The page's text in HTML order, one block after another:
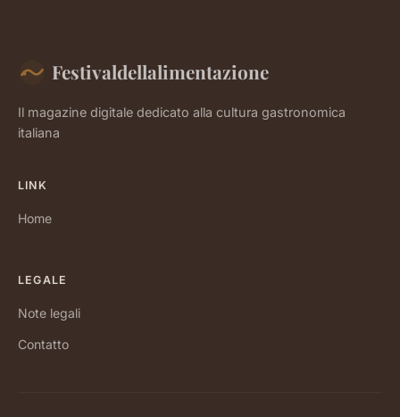
Festivaldellalimentazione
Il magazine digitale dedicato alla cultura gastronomica
italiana
LINK
Home
LEGALE
Note legali
Contatto